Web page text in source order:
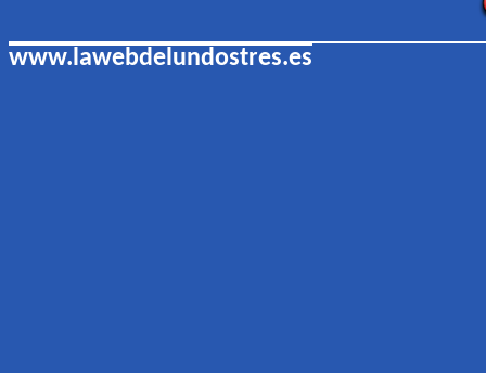
www.lawebdelundostres.es